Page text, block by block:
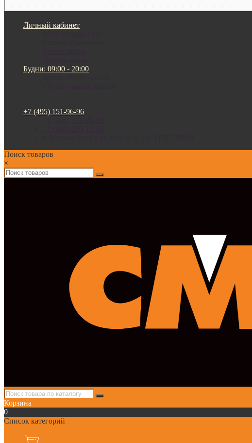
Личный кабинет
Будни: 09:00 - 20:00
+7 (495) 151-96-96
Поиск товаров
×
Корзина
0
Список категорий